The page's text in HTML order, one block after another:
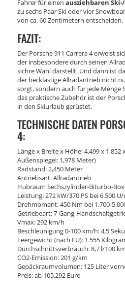
Fahrer für einen ausziehbaren
zu sechs Paar Ski oder vier
von ca. 60 Zentimetern entscheiden.
FAZIT:
Der Porsche 911 Carrera 4 erweist
der insbesondere durch seinen
sichre Wahl darstellt. Und dann ist
der hecklastige Allradantrieb nicht
sorgt, sondern auch für jede Menge
das praktische Zubehör ist der
in den Skiurlaub gerüstet.
TECHNISCHE DATEN
4:
Länge x Breite x Höhe: 4,499 x
Außenspiegel: 1,978 Meter)
Radstand: 2,450 Meter
Antriebsart: Allradantrieb
Hubraum Sechszylinder-Biturbo-
Leistung: 272 kW/370 PS bei 6.500
Drehmoment: 450 Nm bei 1.700-
Getriebeart: 7-Gang-
Vmax: 292 km/h
Beschleunigung 0-100 km/h: 4,5
Leergewicht (nach EU): 1.555
Durchschnittsverbrauch: 8,7 l/100 km
CO2-Emission: 201 g/km
Gepäckraumvolumen: 125 Liter
Preis: ab 105.292 Euro